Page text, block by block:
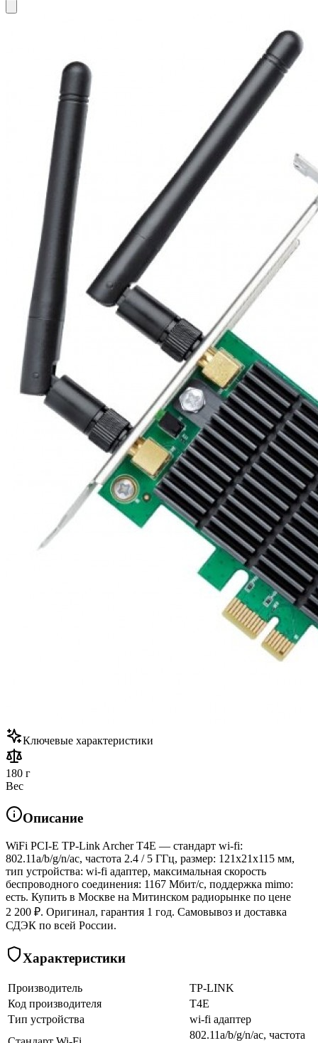
Ключевые характеристики
180 г
Вес
Описание
WiFi PCI-E TP-Link Archer T4E — стандарт wi-fi:
802.11a/b/g/n/ac, частота 2.4 / 5 ГГц, размер: 121x21x115 мм,
тип устройства: wi-fi адаптер, максимальная скорость
беспроводного соединения: 1167 Мбит/с, поддержка mimo:
есть. Купить в Москве на Митинском радиорынке по цене
2 200 ₽. Оригинал, гарантия 1 год. Самовывоз и доставка
СДЭК по всей России.
Характеристики
Производитель
TP-LINK
Код производителя
T4E
Тип устройства
wi-fi адаптер
802.11a/b/g/n/ac, частота